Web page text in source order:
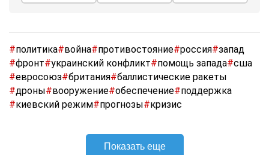
#политика#война#противостояние#россия#запад
#фронт#украинский конфликт#помощь запада#сша
#евросоюз#британия#баллистические ракеты
#дроны#вооружение#обеспечение#поддержка
#киевский режим#прогнозы#кризис
Показать еще